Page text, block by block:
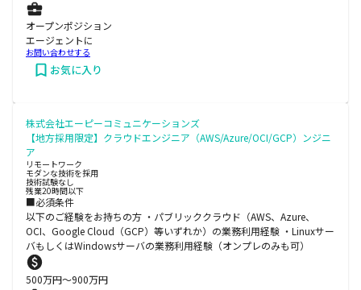
オープンポジション
エージェントに
お問い合わせする
お気に入り
株式会社エーピーコミュニケーションズ
【地方採用限定】クラウドエンジニア（AWS/Azure/OCI/GCP）ンジニ
ア
リモートワーク
モダンな技術を採用
技術試験なし
残業20時間以下
■必須条件
以下のご経験をお持ちの方 ・パブリッククラウド（AWS、Azure、
OCI、Google Cloud（GCP）等いずれか）の業務利用経験 ・Linuxサー
バもしくはWindowsサーバの業務利用経験（オンプレのみも可）
500万円〜900万円